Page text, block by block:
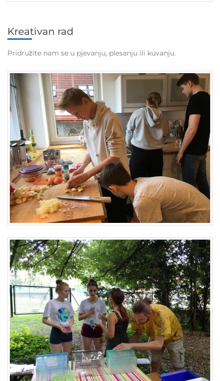
Kreativan rad
Pridružite nam se u pjevanju, plesanju ili kuvanju.